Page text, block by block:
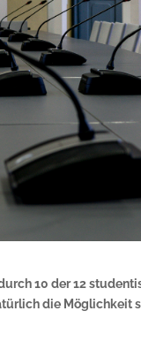
10 der 12
die Möglichkeit